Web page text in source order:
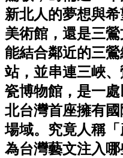
新北人的夢想與
美術館，還是三
能結合鄰近的三
站，並串連三峽
瓷博物館，是一處
北台灣首座擁有
場域。究竟人稱
為台灣藝文注入哪